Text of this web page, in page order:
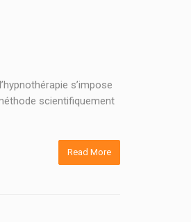
s’impose
scientifiquement
Read More